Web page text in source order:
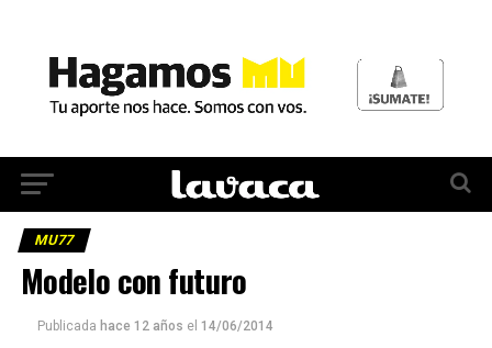
MU77
Modelo con futuro
Publicada hace 12 años el 14/06/2014